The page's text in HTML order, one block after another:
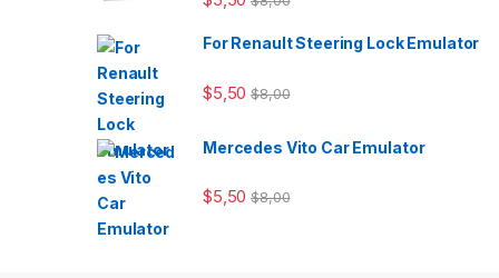
For Renault Steering Lock Emulator
$5,50 $8,00
Mercedes Vito Car Emulator
$5,50 $8,00